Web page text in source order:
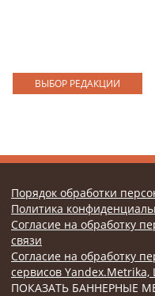
ВЫБОР РЕДАКЦИИ
Порядок обработки
Политика
Согласие на обработку
связи
Согласие на обработку
сервисов
ПОКАЗАТЬ БАННЕРНЫЕ